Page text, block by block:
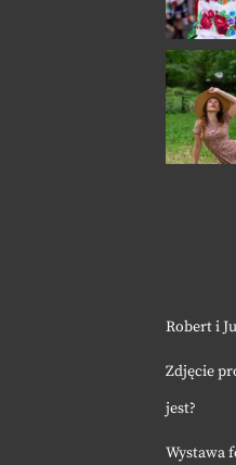
Robert i
Zdjęcie
jest?
Wystawa